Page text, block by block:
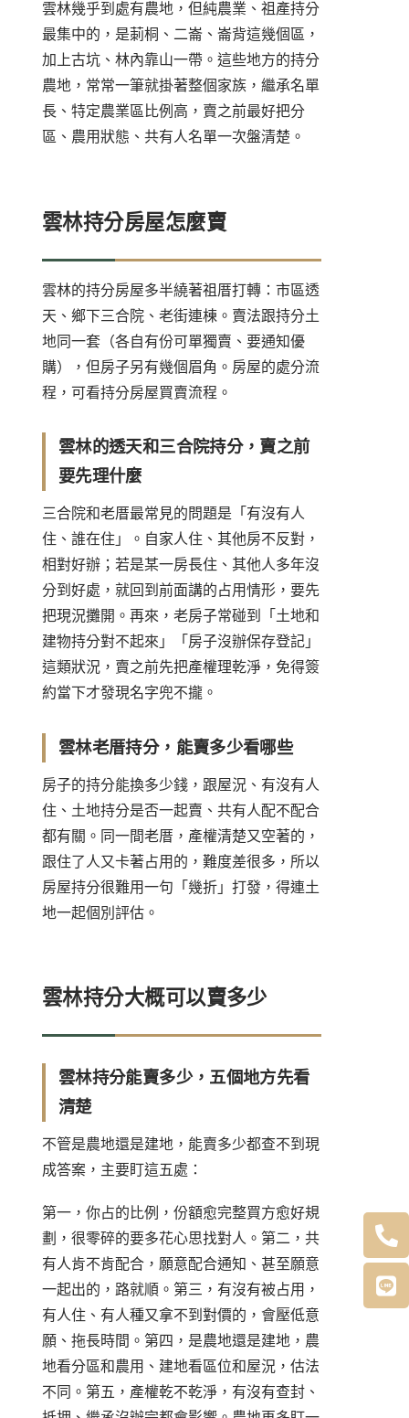
雲林幾乎到處有農地，但純農業、祖產持分
最集中的，是莿桐、二崙、崙背這幾個區，
加上古坑、林內靠山一帶。這些地方的持分
農地，常常一筆就掛著整個家族，繼承名單
長、特定農業區比例高，賣之前最好把分
區、農用狀態、共有人名單一次盤清楚。
雲林持分房屋怎麼賣
雲林的持分房屋多半繞著祖厝打轉：市區透
天、鄉下三合院、老街連棟。賣法跟持分土
地同一套（各自有份可單獨賣、要通知優
購），但房子另有幾個眉角。房屋的處分流
程，可看持分房屋買賣流程 。
雲林的透天和三合院持分，賣之前
要先理什麼
三合院和老厝最常見的問題是「有沒有人
住、誰在住」。自家人住、其他房不反對，
相對好辦；若是某一房長住、其他人多年沒
分到好處，就回到前面講的占用情形，要先
把現況攤開。再來，老房子常碰到「土地和
建物持分對不起來」「房子沒辦保存登記」
這類狀況，賣之前先把產權理乾淨，免得簽
約當下才發現名字兜不攏。
雲林老厝持分，能賣多少看哪些
房子的持分能換多少錢，跟屋況、有沒有人
住、土地持分是否一起賣、共有人配不配合
都有關。同一間老厝，產權清楚又空著的，
跟住了人又卡著占用的，難度差很多，所以
房屋持分很難用一句「幾折」打發，得連土
地一起個別評估。
雲林持分大概可以賣多少
雲林持分能賣多少，五個地方先看
清楚
不管是農地還是建地，能賣多少都查不到現
成答案，主要盯這五處：
第一，你占的比例，份額愈完整買方愈好規
劃，很零碎的要多花心思找對人。第二，共
有人肯不肯配合，願意配合通知、甚至願意
一起出的，路就順。第三，有沒有被占用，
有人住、有人種又拿不到對價的，會壓低意
願、拖長時間。第四，是農地還是建地，農
地看分區和農用、建地看區位和屋況，估法
不同。第五，產權乾不乾淨，有沒有查封、